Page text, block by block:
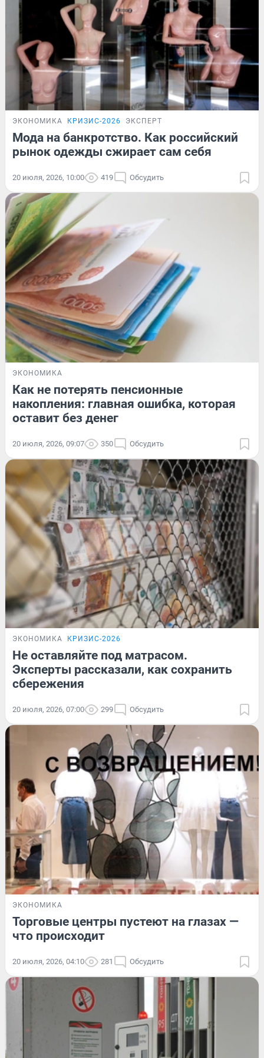
ЭКОНОМИКА КРИЗИС-2026 ЭКСПЕРТ
Мода на банкротство. Как российский
рынок одежды сжирает сам себя
20 июля, 2026, 10:00 419 Обсудить
ЭКОНОМИКА
Как не потерять пенсионные
накопления: главная ошибка, которая
оставит без денег
20 июля, 2026, 09:07 350 Обсудить
ЭКОНОМИКА КРИЗИС-2026
Не оставляйте под матрасом.
Эксперты рассказали, как сохранить
сбережения
20 июля, 2026, 07:00 299 Обсудить
ЭКОНОМИКА
Торговые центры пустеют на глазах —
что происходит
20 июля, 2026, 04:10 281 Обсудить